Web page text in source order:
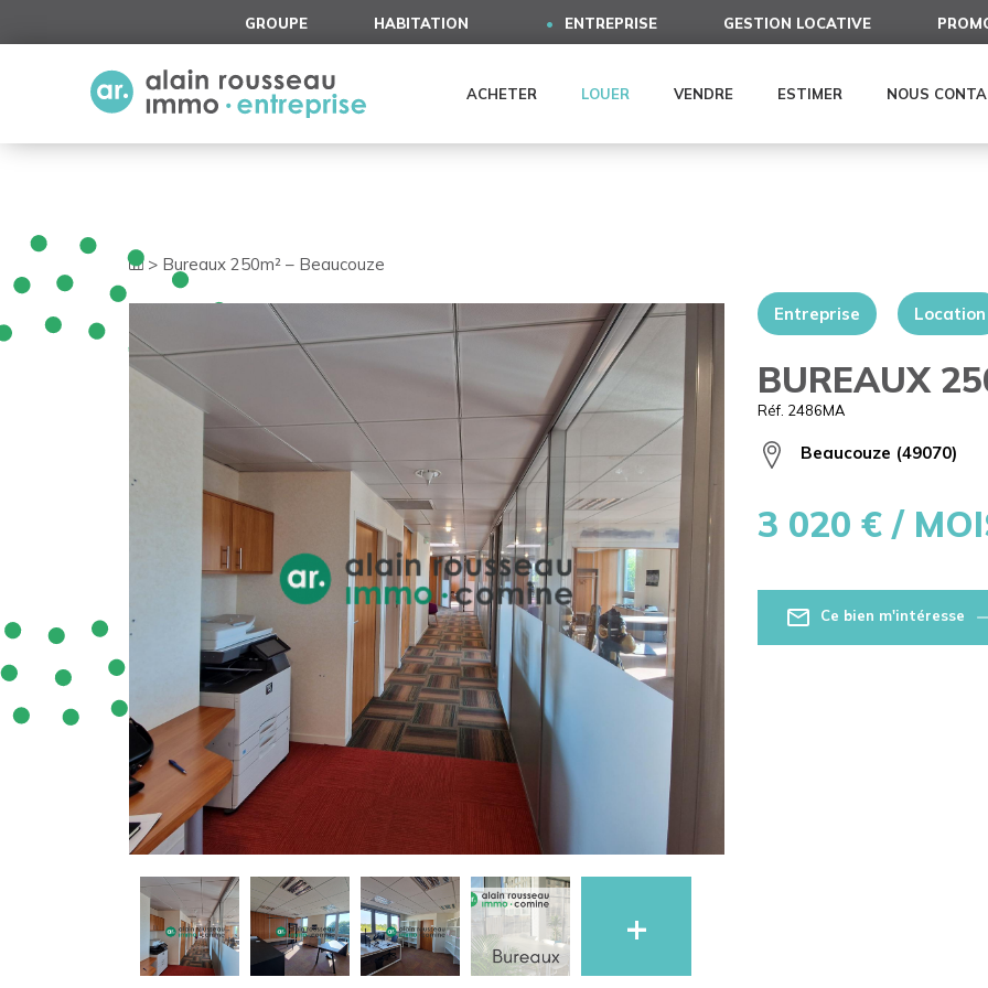
GROUPE HABITATION ENTREPRISE GESTION LOCATIVE
ACHETER LOUER VENDRE ESTIMER NOUS
> Bureaux 250m² – Beaucouze
+
Entreprise Location
BUREAUX
Réf. 2486MA
Beaucouze (49070)
3 020 € /
Ce bien m'intéresse